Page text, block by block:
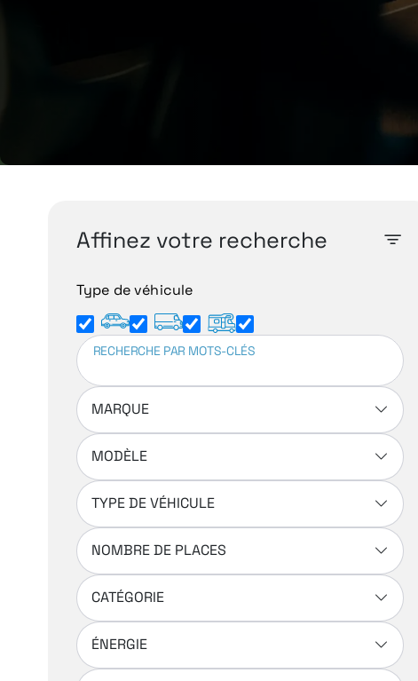
Affinez votre recherche
Type de véhicule
RECHERCHE PAR MOTS-CLÉS
MARQUE
MODÈLE
TYPE DE VÉHICULE
NOMBRE DE PLACES
CATÉGORIE
ÉNERGIE